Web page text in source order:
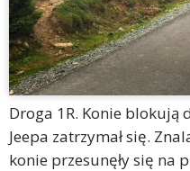
Droga 1R. Konie blokują
Jeepa zatrzymał się.
konie przesunęły się na